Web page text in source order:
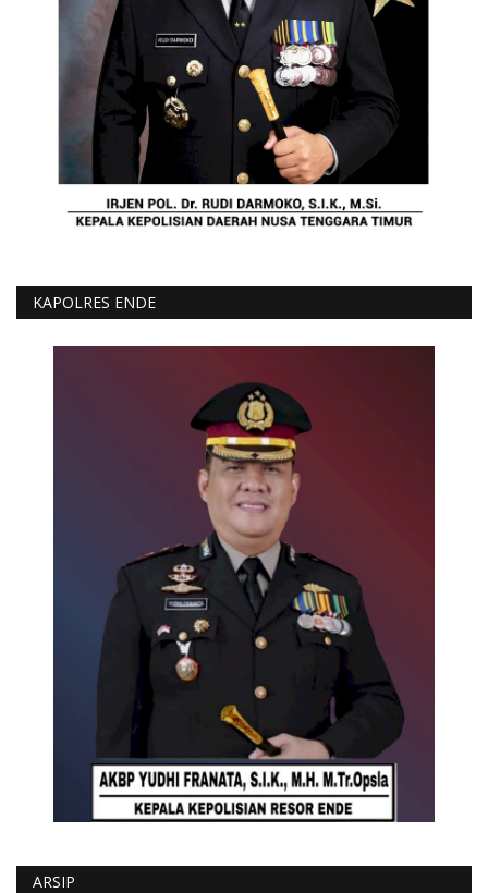
KAPOLRES ENDE
ARSIP